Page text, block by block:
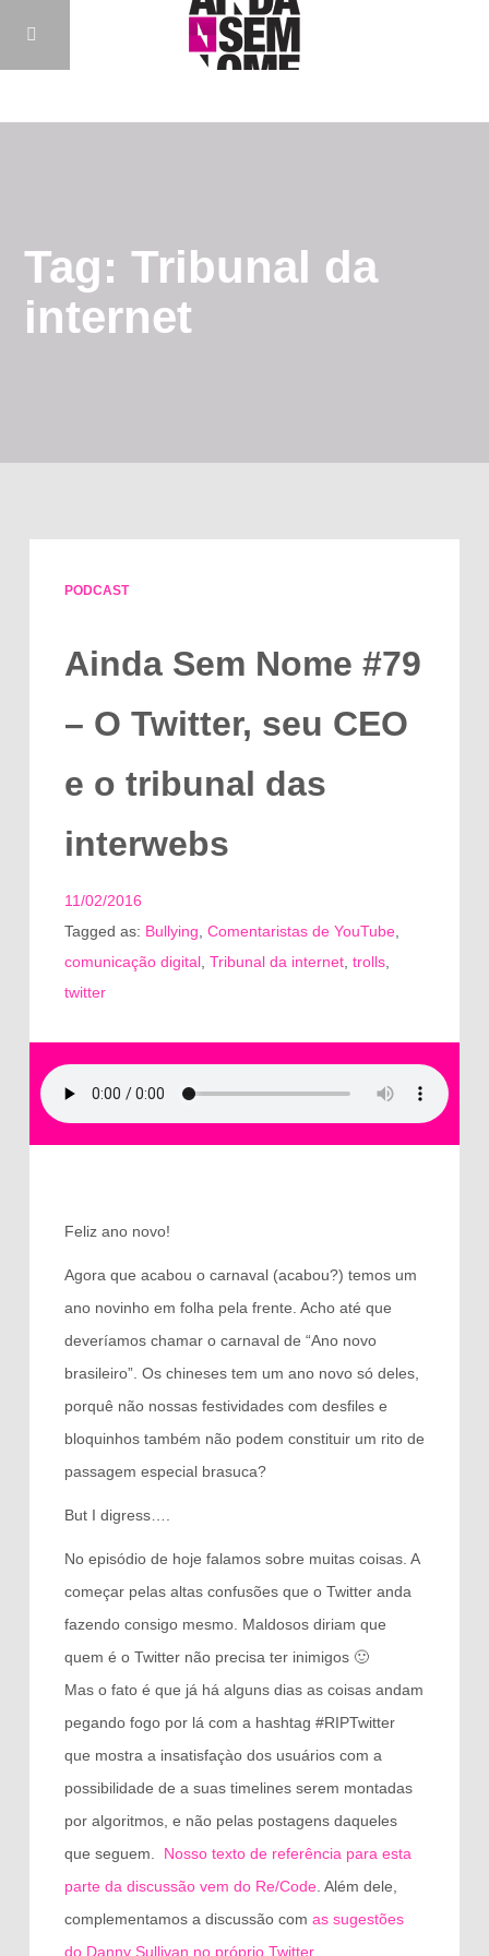
Tag: Tribunal da
internet
PODCAST
Ainda Sem Nome #79
– O Twitter, seu CEO
e o tribunal das
interwebs
11/02/2016
Tagged as: Bullying Comentaristas de YouTube,
comunicação digital, Tribunal da internet, trolls,
twitter
Feliz ano novo!
Agora que acabou o carnaval (acabou?) temos um
ano novinho em folha pela frente. Acho até que
deveríamos chamar o carnaval de “Ano novo
brasileiro”. Os chineses tem um ano novo só deles,
porquê não nossas festividades com desfiles e
bloquinhos também não podem constituir um rito de
passagem especial brasuca?
But I digress….
No episódio de hoje falamos sobre muitas coisas. A
começar pelas altas confusões que o Twitter anda
fazendo consigo mesmo. Maldosos diriam que
quem é o Twitter não precisa ter inimigos 🙂
Mas o fato é que já há alguns dias as coisas andam
pegando fogo por lá com a hashtag #RIPTwitter
que mostra a insatisfaçào dos usuários com a
possibilidade de a suas timelines serem montadas
por algoritmos, e não pelas postagens daqueles
que seguem. Nosso texto de referência para esta
parte da discussão vem do Re/Code. Além dele,
complementamos a discussão com as sugestões
do Danny Sullivan no próprio Twitter.